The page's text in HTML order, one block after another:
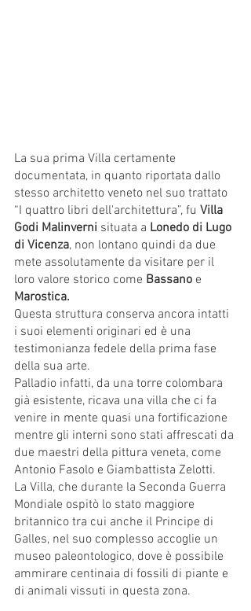
La sua prima Villa certamente
documentata, in quanto riportata dallo
stesso architetto veneto nel suo trattato
“I quattro libri dell'architettura”, fu Villa
Godi Malinverni situata a Lonedo di Lugo
di Vicenza, non lontano quindi da due
mete assolutamente da visitare per il
loro valore storico come Bassano e
Marostica.
Questa struttura conserva ancora intatti
i suoi elementi originari ed è una
testimonianza fedele della prima fase
della sua arte.
Palladio infatti, da una torre colombara
già esistente, ricava una villa che ci fa
venire in mente quasi una fortificazione
mentre gli interni sono stati affrescati da
due maestri della pittura veneta, come
Antonio Fasolo e Giambattista Zelotti.
La Villa, che durante la Seconda Guerra
Mondiale ospitò lo stato maggiore
britannico tra cui anche il Principe di
Galles, nel suo complesso accoglie un
museo paleontologico, dove è possibile
ammirare centinaia di fossili di piante e
di animali vissuti in questa zona.